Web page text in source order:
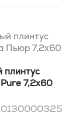
плинтус
Пьюр 7,2x60
плинтус
7,2x60